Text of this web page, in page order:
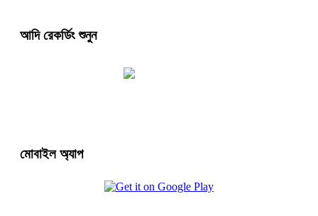
আদি রেকর্ডিং শুনুন
মোবাইল অ্যাপ